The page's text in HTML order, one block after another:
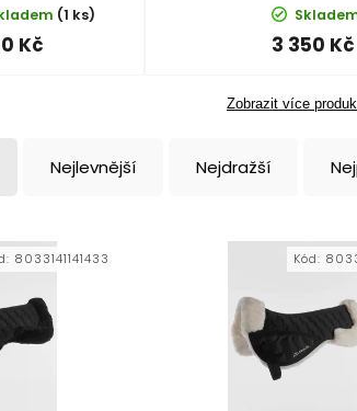
(1 ks)
Kč 3 350 Kč
Zobrazit více
Nejlevnější Nejdražší
8033141141433 Kód: